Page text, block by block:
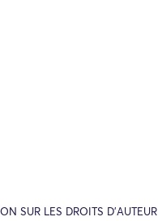
SUR LES DROITS D’AUTEUR